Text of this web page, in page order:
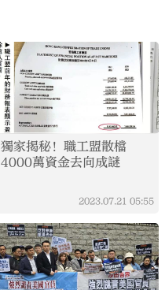
獨家揭秘！職工盟散檔
4000萬資金去向成謎
2023.07.21 05:55